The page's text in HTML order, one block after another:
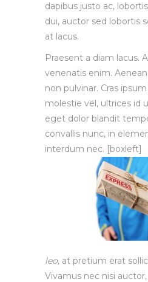
dapibus justo ac,
dui, auctor sed lobortis
at lacus.
Praesent a diam lacus.
venenatis enim.
non pulvinar. Cras
molestie vel, ultrices id
eget dolor blandit
convallis nunc, in
interdum nec. [boxleft]
leo, at pretium erat
Vivamus nec nisi